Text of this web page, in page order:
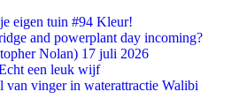
eigen tuin #94 Kleur!
and powerplant day incoming?
Nolan) 17 juli 2026
een leuk wijf
van vinger in waterattractie Walibi